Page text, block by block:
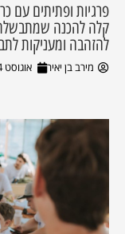
פרגיות ופתיתים עם
קלה להכנה
להזהבה ומעניקות
מירב בן יאיר אוגוסט 4, 2026